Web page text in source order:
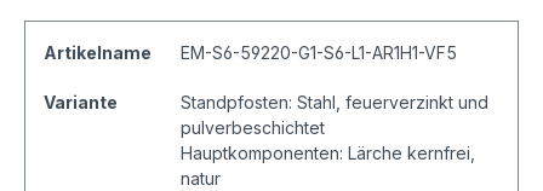
Artikelname EM-S6-59220-G1-S6-L1-AR1H1-VF5
Variante
Standpfosten: Stahl, feuerverzinkt und
pulverbeschichtet
Hauptkomponenten: Lärche kernfrei,
natur